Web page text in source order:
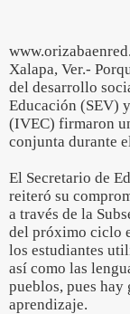
Xalapa, Ver.-
del desarrollo
Educación (SEV)
(IVEC) firmaron
conjunta durante
El Secretario de
reiteró su
a través de la
del próximo ciclo
los estudiantes
así como las
pueblos, pues hay
aprendizaje.